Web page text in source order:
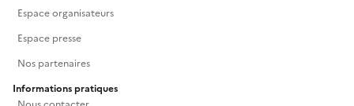
Espace organisateurs
Espace presse
Nos partenaires
Informations pratiques